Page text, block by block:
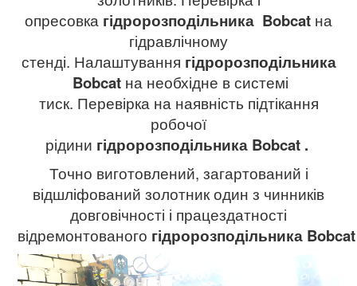
опресовка гідророзподільника Bobcat на
гідравлічному
стенді. Налаштування гідророзподільника
Bobcat на необхідне в системі
тиск. Перевірка на наявність підтікання
робочої
рідини гідророзподільника Bobcat .
Точно виготовлений, загартований і
відшліфований золотник один з чинників
довговічності і працездатності
відремонтованого гідророзподільника